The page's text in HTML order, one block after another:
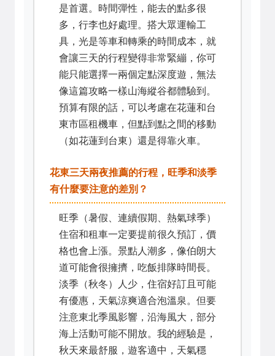
是首選。時間彈性，能去的點多很
多，行李也好處理。搭大眾運輸工
具，光是等車和轉乘的時間成本，就
會讓三天的行程變得非常緊繃，你可
能只能選擇一兩個定點深度遊，無法
像這篇攻略一樣山海縱谷都體驗到。
預算有限的話，可以考慮在花蓮和台
東市區租機車，但點到點之間的移動
（如花蓮到台東）還是得靠火車。
花東三天兩夜推薦的行程，旺季和淡季
有什麼要注意的差別？
旺季（暑假、連續假期、熱氣球季）
住宿和租車一定要提前很久預訂，價
格也會上漲。景點人潮多，像伯朗大
道可能會很擁擠，吃飯排隊時間長。
淡季（秋冬）人少，住宿好訂且可能
有優惠，天氣涼爽適合泡溫泉。但要
注意東北季風影響，沿海風大，部分
海上活動可能不開放。我的經驗是，
秋天來最舒服，遊客適中，天氣穩